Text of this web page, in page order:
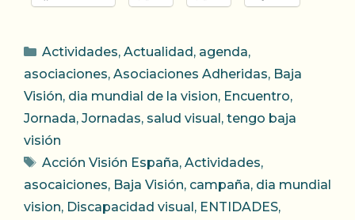
Categorías
Actividades, Actualidad , agenda,
asociaciones, Asociaciones Adheridas, Baja
Visión, dia mundial de la vision, Encuentro,
Jornada, Jornadas, salud visual , tengo baja
visión
Etiquetas
Acción Visión España, Actividades,
asocaiciones, Baja Visión, campaña, dia mundial
vision, Discapacidad visual , ENTIDADES,